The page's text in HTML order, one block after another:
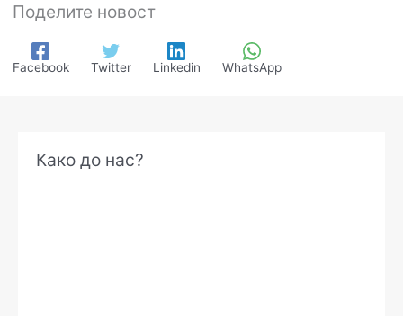
Поделите новост
Facebook Twitter Linkedin WhatsApp
Како до нас?
р